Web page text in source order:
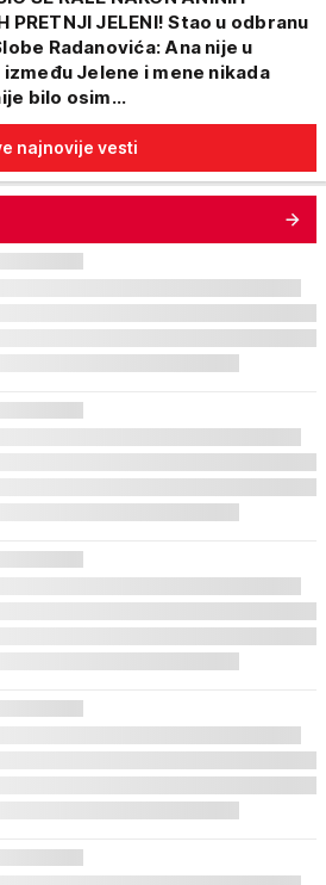
PRETNJI JELENI! Stao u odbranu
Radanovića: Ana nije u
Jelene i mene nikada
bilo osim...
najnovije vesti